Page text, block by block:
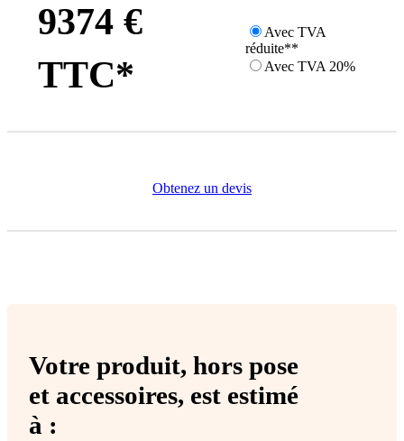
9374 €
TTC*
Avec TVA
réduite**
Avec TVA 20%
Obtenez un devis
Votre produit, hors pose
et accessoires, est estimé
à :